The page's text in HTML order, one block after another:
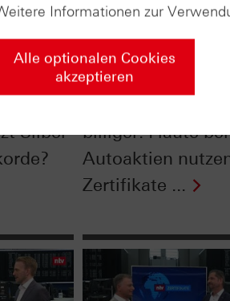
seit
Silber
billiger: Flaute bei
Autoaktien
Zertifikate ...
Informationen zur
Alle optionalen Cookies
akzeptieren